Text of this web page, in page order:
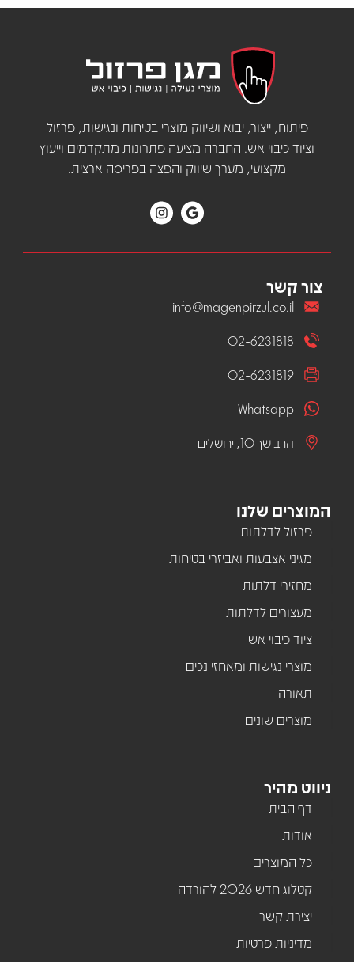
פיתוח, ייצור, יבוא ושיווק מוצרי בטיחות ונגישות, פרזול
וציוד כיבוי אש. החברה מציעה פתרונות מתקדמים וייעוץ
מקצועי, מערך שיווק והפצה בפריסה ארצית.
ניווט מהיר
דף הבית
אודות
כל המוצרים
קטלוג חדש 2026 להורדה
יצירת קשר
מדיניות פרטיות
המוצרים שלנו
פרזול לדלתות
מגיני אצבעות ואביזרי בטיחות
מחזירי דלתות
מעצורים לדלתות
ציוד כיבוי אש
מוצרי נגישות ומאחזי נכים
תאורה
מוצרים שונים
צור קשר
info@magenpirzul.co.il
02-6231818
02-6231819
Whatsapp
הרב שך 10, ירושלים